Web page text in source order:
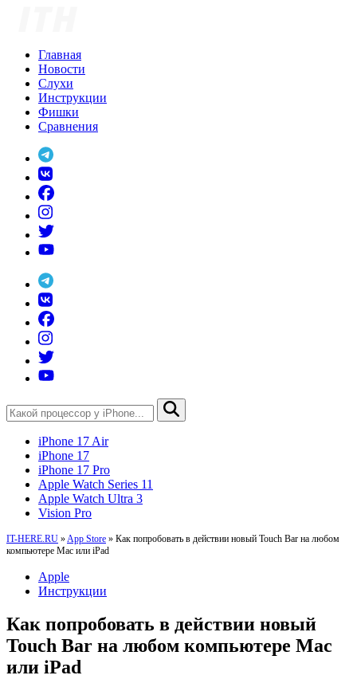
Главная
Новости
Слухи
Инструкции
Фишки
Сравнения
iPhone 17 Air
iPhone 17
iPhone 17 Pro
Apple Watch Series 11
Apple Watch Ultra 3
Vision Pro
IT-HERE.RU » App Store » Как попробовать в действии новый Touch Bar на любом
компьютере Mac или iPad
Apple
Инструкции
Как попробовать в действии новый
Touch Bar на любом компьютере Mac
или iPad